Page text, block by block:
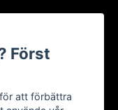
Först
att förbättra